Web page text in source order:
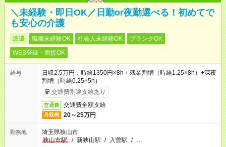
＼未経験・即日OK／日勤or夜勤選べる！初めてで
も安心の介護
派遣 職種未経験OK 社会人未経験OK
ブランクOK
WEB登録・面接OK
給与
日収2.5万円：時給1350円×8h＋残業割増（時給1.25×8h）+深夜
割増（時給0.25×5h）
交通費別途支給あり
交通費 交通費全額支給
月収例 20～25万円
勤務地
埼玉県狭山市
狭山市駅
/ 新狭山駅 / 入曽駅 / …